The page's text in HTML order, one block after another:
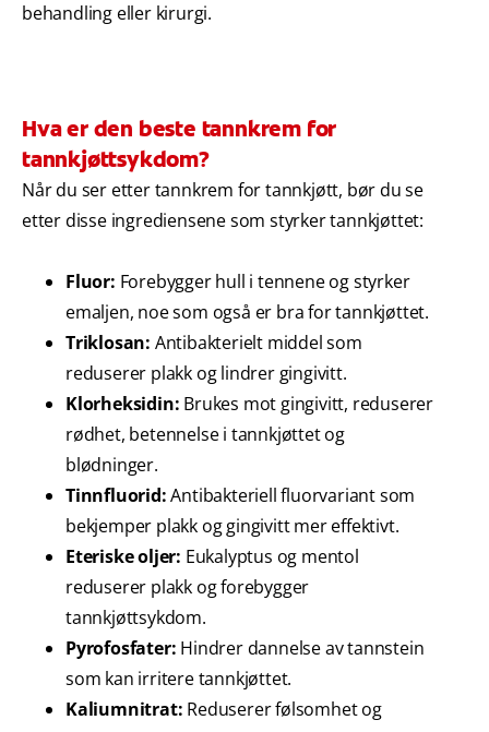
behandling eller kirurgi.
Hva er den beste tannkrem for
tannkjøttsykdom?
Når du ser etter tannkrem for tannkjøtt, bør du se
etter disse ingrediensene som styrker tannkjøttet:
Fluor: Forebygger hull i tennene og styrker
emaljen, noe som også er bra for tannkjøttet.
Triklosan: Antibakterielt middel som
reduserer plakk og lindrer gingivitt.
Klorheksidin: Brukes mot gingivitt, reduserer
rødhet, betennelse i tannkjøttet og
blødninger.
Tinnfluorid:Antibakteriell fluorvariant som
bekjemper plakk og gingivitt mer effektivt.
Eteriske oljer: Eukalyptus og mentol
reduserer plakk og forebygger
tannkjøttsykdom.
Pyrofosfater: Hindrer dannelse av tannstein
som kan irritere tannkjøttet.
Kaliumnitrat: Reduserer følsomhet og